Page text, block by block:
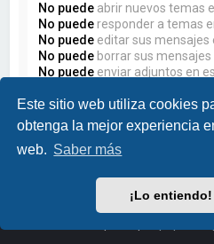
Este sitio web utiliza cookies
obtenga la mejor experiencia
web. Saber más
¡Lo entiendo!
No puede abrir nuevos temas
No puede responder a temas
No puede editar sus mensajes
No puede borrar sus mensajes
No puede enviar adjuntos en
phpBB™• Design by